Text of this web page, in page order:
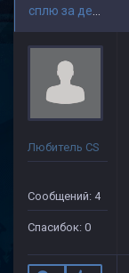
Любитель CS
Сообщений: 4
Спасибок: 0